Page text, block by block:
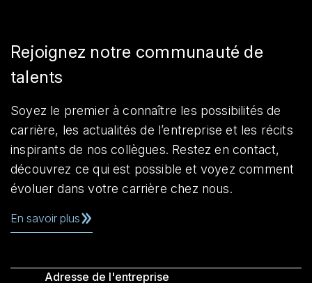
Rejoignez notre communauté de
talents
Soyez le premier à connaître les possibilités de
carrière, les actualités de l’entreprise et les récits
inspirants de nos collègues. Restez en contact,
découvrez ce qui est possible et voyez comment
évoluer dans votre carrière chez nous.
En savoir plus
Adresse de l'entreprise